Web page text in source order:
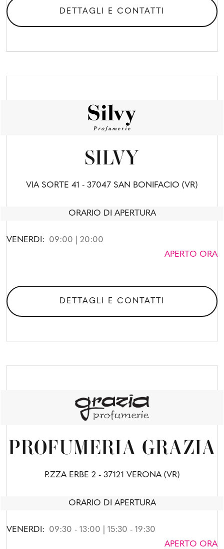
DETTAGLI E CONTATTI
SILVY
VIA SORTE 41 - 37047 SAN BONIFACIO (VR)
ORARIO DI APERTURA
VENERDI:
09:00 | 20:00
APERTO ORA
DETTAGLI E CONTATTI
PROFUMERIA GRAZIA
P.ZZA ERBE 2 - 37121 VERONA (VR)
ORARIO DI APERTURA
VENERDI:
09:30 - 13:00 | 15:30 - 19:30
APERTO ORA